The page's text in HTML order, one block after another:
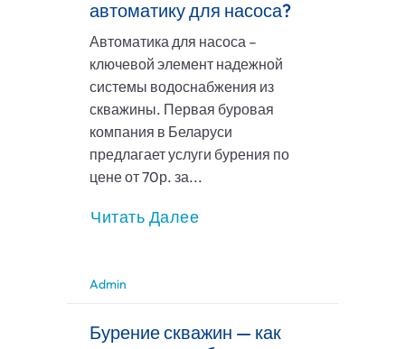
автоматику для насоса?
Автоматика для насоса –
ключевой элемент надежной
системы водоснабжения из
скважины. Первая буровая
компания в Беларуси
предлагает услуги бурения по
цене от 70р. за...
Читать Далее
Admin
Бурение скважин — как